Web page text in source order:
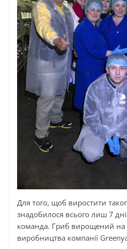
Для того, щоб виростити
знадобилося всього лиш 7
команда. Гриб вирощений на
виробництва компанії